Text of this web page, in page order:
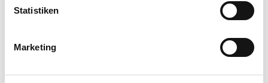
Statistiken
Marketing